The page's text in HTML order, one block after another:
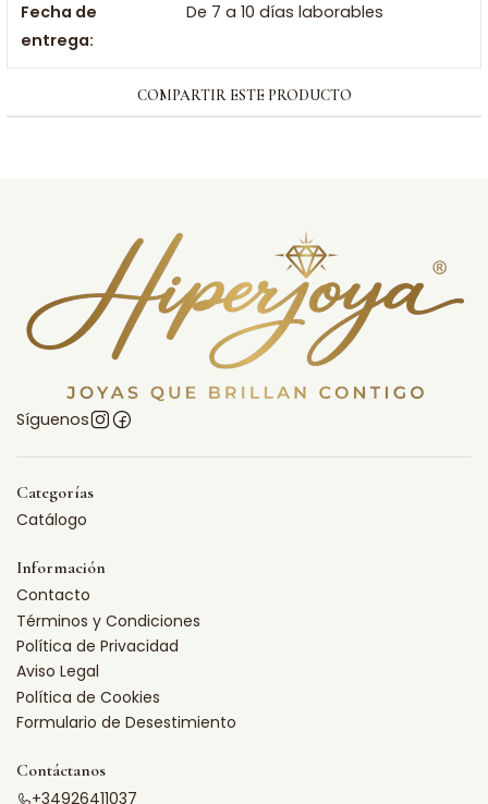
Fecha de
entrega:
De 7 a 10 días laborables
COMPARTIR ESTE PRODUCTO
Síguenos
Categorías
Catálogo
Información
Contacto
Términos y Condiciones
Política de Privacidad
Aviso Legal
Política de Cookies
Formulario de Desestimiento
Contáctanos
+34926411037